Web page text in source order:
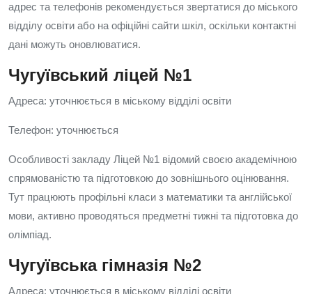
адрес та телефонів рекомендується звертатися до міського
відділу освіти або на офіційні сайти шкіл, оскільки контактні
дані можуть оновлюватися.
Чугуївський ліцей №1
Адреса: уточнюється в міському відділі освіти
Телефон: уточнюється
Особливості закладу Ліцей №1 відомий своєю академічною
спрямованістю та підготовкою до зовнішнього оцінювання.
Тут працюють профільні класи з математики та англійської
мови, активно проводяться предметні тижні та підготовка до
олімпіад.
Чугуївська гімназія №2
Адреса: уточнюється в міському відділі освіти